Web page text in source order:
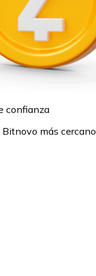
confianza
más cercano